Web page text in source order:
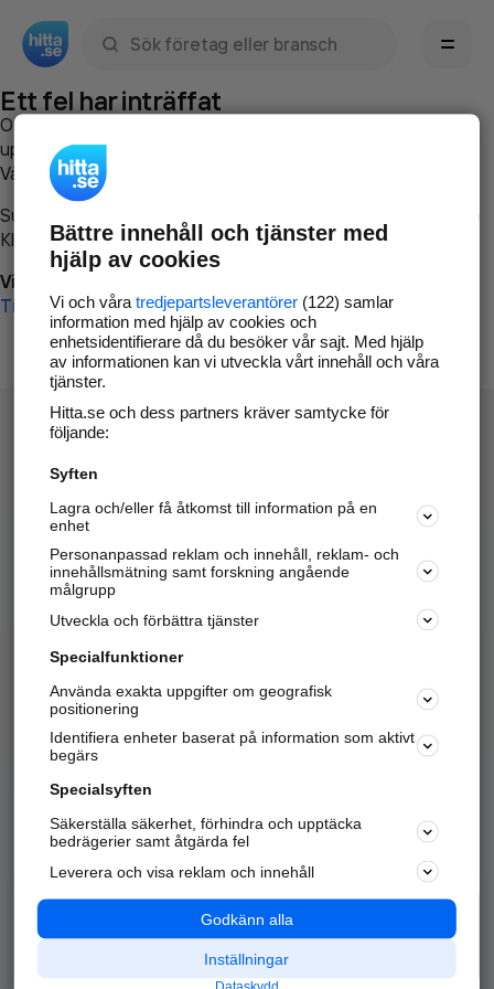
Ett fel har inträffat
Om du vill kan du
uppstod så att vi lättare och snabbare kan avhjälpa det.
Vänligen försök med följande:
Surfa till
Klicka påTillbaka-knappen i webbläsaren och försök igen
Vi beklagar besväret!
Till startsidan
Hitta.se - Gratis nummerupplysning.
Sök företag, personer och platser.
Hitta telefonnummer, adresser, företagsinfo mm.
Marknadsför företaget
Kom igång och annonsera mot
samarbetspartners nära dig.
Alla kategorier
Populära sökningar
API & Kartor
Annonsera
Integritet
Nödnummer
Bättre innehåll och tjänster med
hjälp av cookies
Vi och våra tredjepartsleverantörer(122) samlar
information med hjälp av cookies och
enhetsidentifierare då du besöker vår sajt. Med hjälp
av informationen kan vi utveckla vårt innehåll och våra
tjänster.
Hitta.se och dess partners kräver samtycke för
följande:
Syften
Lagra och/eller få åtkomst till information på en
enhet
Personanpassad reklam och innehåll, reklam- och
innehållsmätning samt forskning angående
målgrupp
Utveckla och förbättra tjänster
Specialfunktioner
Använda exakta uppgifter om geografisk
positionering
Identifiera enheter baserat på information som aktivt
begärs
Specialsyften
Säkerställa säkerhet, förhindra och upptäcka
bedrägerier samt åtgärda fel
Leverera och visa reklam och innehåll
Godkänn alla
Inställningar
Dataskydd